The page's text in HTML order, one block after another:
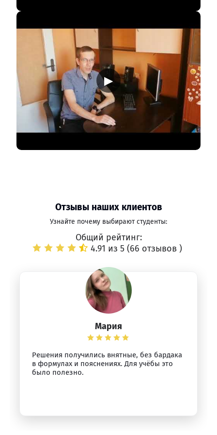
▶
Отзывы наших клиентов
Узнайте почему выбирают студенты:
Общий рейтинг:
4.91 из 5 (66 отзывов )
Мария
Решения получились внятные, без бардака
в формулах и пояснениях. Для учёбы это
было полезно.